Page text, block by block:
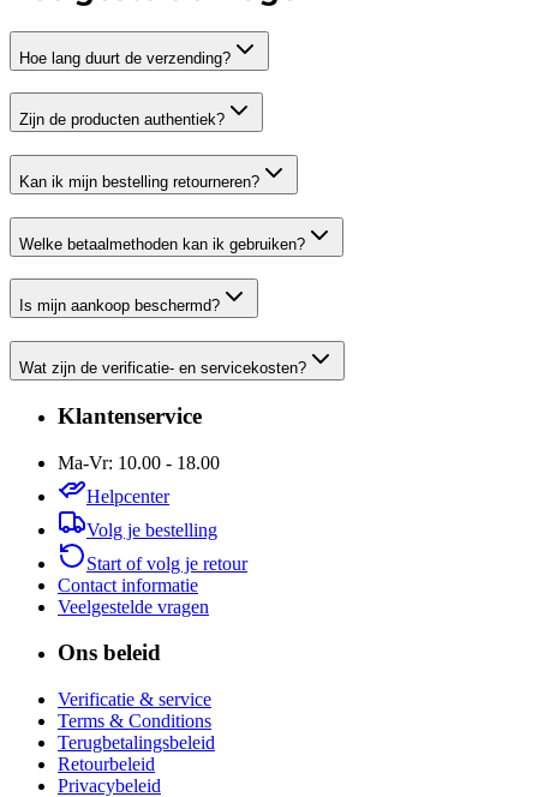
Hoe lang duurt de verzending?
Zijn de producten authentiek?
Kan ik mijn bestelling retourneren?
Welke betaalmethoden kan ik gebruiken?
Is mijn aankoop beschermd?
Wat zijn de verificatie- en servicekosten?
Klantenservice
Ma-Vr: 10.00 - 18.00
Helpcenter
Volg je bestelling
Start of volg je retour
Contact informatie
Veelgestelde vragen
Ons beleid
Verificatie & service
Terms & Conditions
Terugbetalingsbeleid
Retourbeleid
Privacybeleid